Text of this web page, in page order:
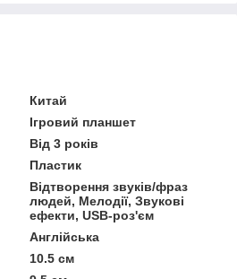
Китай
Ігровий планшет
Від 3 років
Пластик
Відтворення звуків/фраз
людей, Мелодії, Звукові
ефекти, USB-роз'єм
Англійська
10.5 см